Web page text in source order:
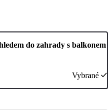
do zahrady s balkonem
Vybrané